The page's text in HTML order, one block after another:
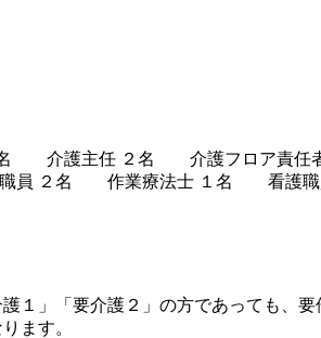
介護主任 ２名 介護フロア責
員 ２名 作業療法士 １名 看護
」「要介護２」の方であっても、要
ます。